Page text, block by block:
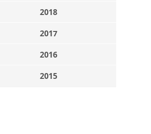
2018
2017
2016
2015